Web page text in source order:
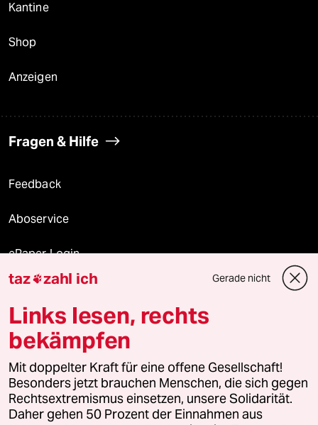
Kantine
Shop
Anzeigen
Fragen & Hilfe
Feedback
Aboservice
ePaper Login
Downloads für Abonnierende
© 2026 taz Verlags und Vertriebs GmbH
Alle Rechte vorbehalten. Bei rechtlichen Fragen oder für Genehmigungen
wenden Sie sich bitte an
lizenzen@taz.de
Feedback Redaktionsstatut Kommune-Richtlinien
taz zahl ich Gerade nicht
Links lesen, rechts
bekämpfen
Mit doppelter Kraft für eine offene Gesellschaft!
Besonders jetzt brauchen Menschen, die sich gegen
Rechtsextremismus einsetzen, unsere Solidarität.
Daher gehen 50 Prozent der Einnahmen aus